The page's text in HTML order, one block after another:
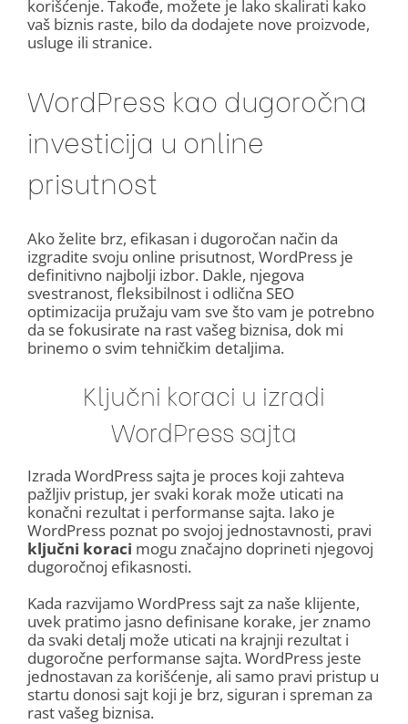
korišćenje. Takođe, možete je lako skalirati kako
vaš biznis raste, bilo da dodajete nove proizvode,
usluge ili stranice.
WordPress kao dugoročna
investicija u online
prisutnost
Ako želite brz, efikasan i dugoročan način da
izgradite svoju online prisutnost, WordPress je
definitivno najbolji izbor. Dakle, njegova
svestranost, fleksibilnost i odlična SEO
optimizacija pružaju vam sve što vam je potrebno
da se fokusirate na rast vašeg biznisa, dok mi
brinemo o svim tehničkim detaljima.
Ključni koraci u izradi
WordPress sajta
Izrada WordPress sajta je proces koji zahteva
pažljiv pristup, jer svaki korak može uticati na
konačni rezultat i performanse sajta. Iako je
WordPress poznat po svojoj jednostavnosti, pravi
ključni koraci mogu značajno doprineti njegovoj
dugoročnoj efikasnosti.
Kada razvijamo WordPress sajt za naše klijente,
uvek pratimo jasno definisane korake, jer znamo
da svaki detalj može uticati na krajnji rezultat i
dugoročne performanse sajta. WordPress jeste
jednostavan za korišćenje, ali samo pravi pristup u
startu donosi sajt koji je brz, siguran i spreman za
rast vašeg biznisa.